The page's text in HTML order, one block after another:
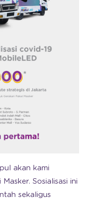
akan kami
Sosialisasi ini
sekaligus